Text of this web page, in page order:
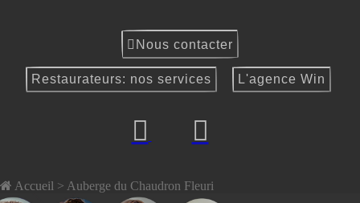
Nous contacter
Restaurateurs: nos services L'agence Win
Accueil > Auberge du Chaudron Fleuri